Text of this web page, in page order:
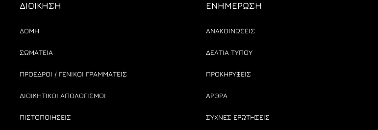
ΔΙΟΙΚΗΣΗ
ΔΟΜΗ
ΣΩΜΑΤΕΙΑ
ΠΡΟΕΔΡΟΙ / ΓΕΝΙΚΟΙ ΓΡΑΜΜΑΤΕΙΣ
ΔΙΟΙΚΗΤΙΚΟΙ ΑΠΟΛΟΓΙΣΜΟΙ
ΠΙΣΤΟΠΟΙΗΣΕΙΣ
ΕΝΗΜΕΡΩΣΗ
ΑΝΑΚΟΙΝΩΣΕΙΣ
ΔΕΛΤΙΑ ΤΥΠΟΥ
ΠΡΟΚΗΡΥΞΕΙΣ
ΑΡΘΡΑ
ΣΥΧΝΕΣ ΕΡΩΤΗΣΕΙΣ